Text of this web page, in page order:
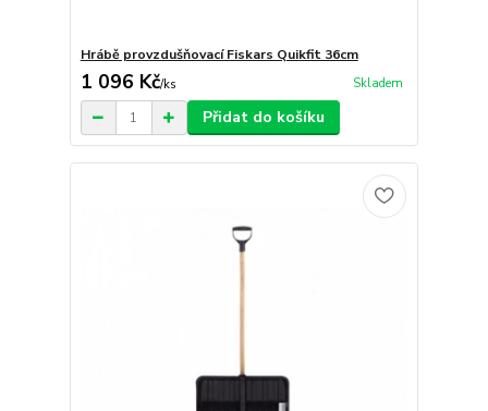
Hrábě provzdušňovací Fiskars Quikfit 36cm
1 096 Kč/ks Skladem
Přidat do košíku